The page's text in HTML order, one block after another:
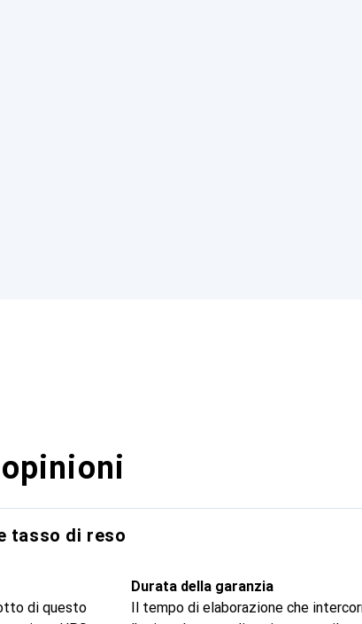
tasso di reso
di questo
Durata della garanzia
Il tempo di elaborazione che